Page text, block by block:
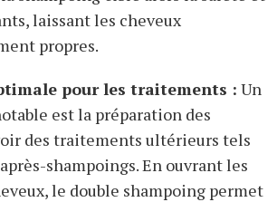
laissant les cheveux
propres.
pour les traitements : Un
est la préparation des
des traitements ultérieurs tels
shampoings. En ouvrant les
le double shampoing permet